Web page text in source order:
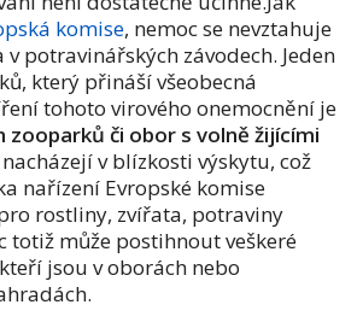
komise, nemoc se nevztahuje
potravinářských závodech. Jeden
který přináší všeobecná
tohoto virového onemocnění je
zooparků či obor s volně žijícími
nacházejí v blízkosti výskytu, což
nařízení Evropské komise
rostliny, zvířata, potraviny
totiž může postihnout veškeré
jsou v oborách nebo